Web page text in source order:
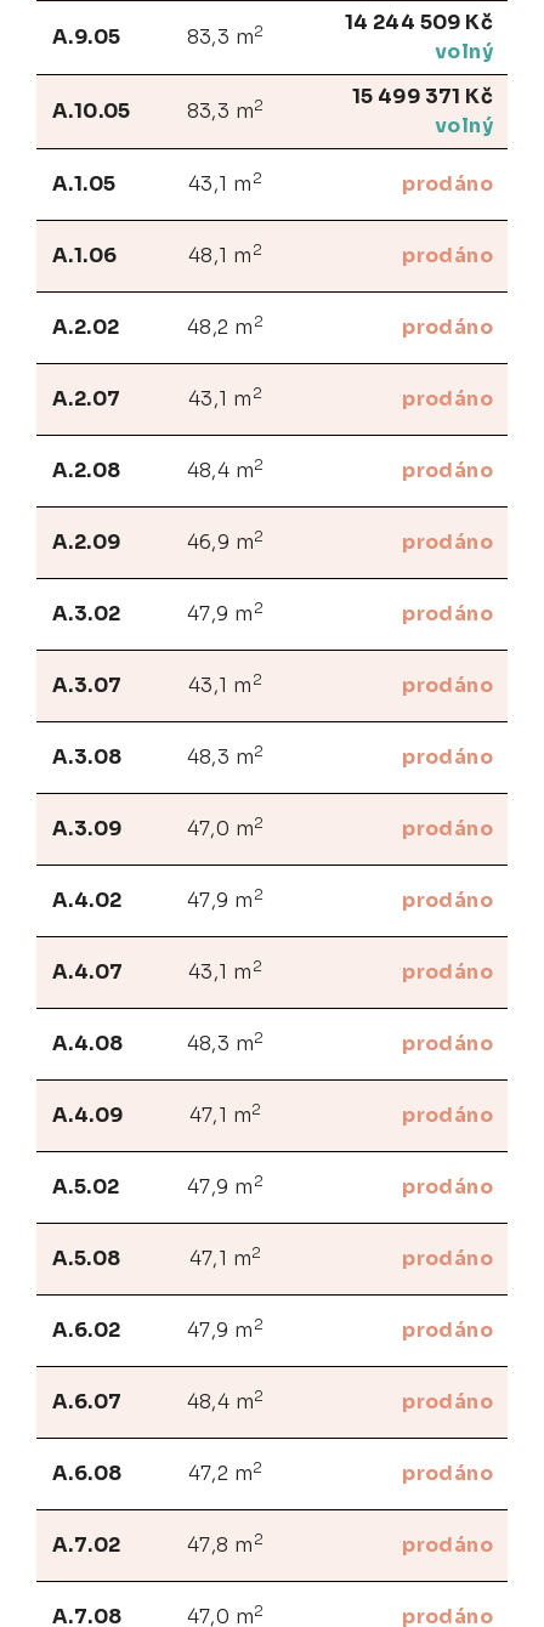
A.9.05 83,3 m2
14 244 509 Kč
volný
A.10.05 83,3 m2
15 499 371 Kč
volný
A.1.05 43,1 m 2 prodáno
A.1.06 48,1 m 2 prodáno
A.2.02 48,2 m 2 prodáno
A.2.07 43,1 m 2 prodáno
A.2.08 48,4 m2 prodáno
A.2.09 46,9 m2 prodáno
A.3.02 47,9 m 2 prodáno
A.3.07 43,1 m 2 prodáno
A.3.08 48,3 m2 prodáno
A.3.09 47,0 m2 prodáno
A.4.02 47,9 m 2 prodáno
A.4.07 43,1 m 2 prodáno
A.4.08 48,3 m2 prodáno
A.4.09 47,1 m2 prodáno
A.5.02 47,9 m 2 prodáno
A.5.08 47,1 m2 prodáno
A.6.02 47,9 m 2 prodáno
A.6.07 48,4 m2 prodáno
A.6.08 47,2 m2 prodáno
A.7.02 47,8 m 2 prodáno
A.7.08 47,0 m2 prodáno